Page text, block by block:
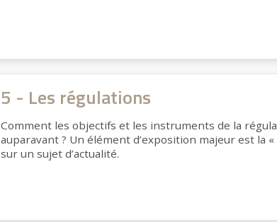
5 - Les régulations
Comment les objectifs et les instruments de la
auparavant ? Un élément d’exposition majeur est la
sur un sujet d’actualité.